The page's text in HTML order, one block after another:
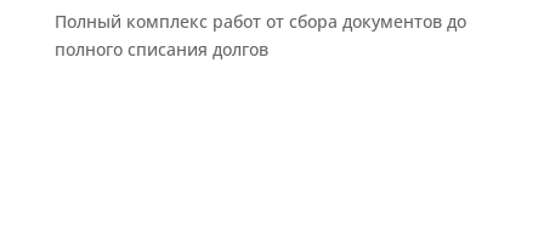
Полный комплекс работ от сбора документов до
полного списания долгов